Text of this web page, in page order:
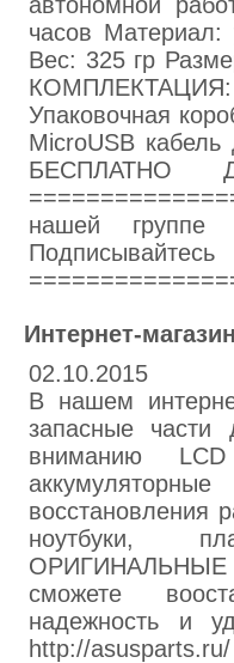
часов Материал:
Вес: 325 гр
Упаковочная
MicroUSB
БЕСПЛАТНО
нашей группе
Интернет-
02.10.2015
В нашем
запасные
вниманию
восстановления
ноутбуки,
ОРИГИНАЛЬНЫЕ
сможете
надежность и
http://asusparts.ru/